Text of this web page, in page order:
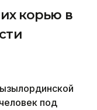
корью в
под